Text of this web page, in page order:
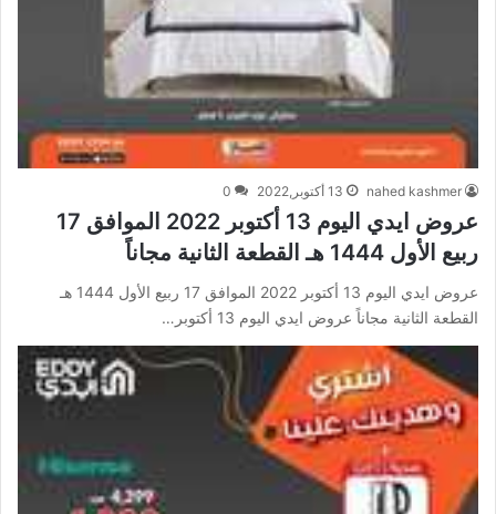
nahed kashmer 13 أكتوبر,2022 0
عروض ايدي اليوم 13 أكتوبر 2022 الموافق 17
ربيع الأول 1444 هـ القطعة الثانية مجاناً
عروض ايدي اليوم 13 أكتوبر 2022 الموافق 17 ربيع الأول 1444 هـ
القطعة الثانية مجاناً عروض ايدي اليوم 13 أكتوبر…